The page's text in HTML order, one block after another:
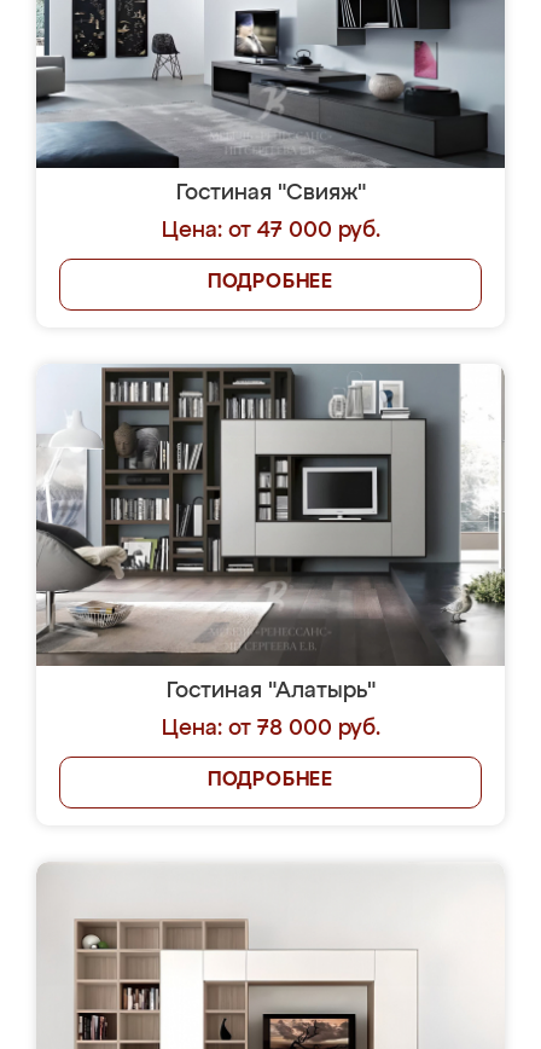
Гостиная "Свияж"
Цена: от 47 000 руб.
ПОДРОБНЕЕ
Гостиная "Алатырь"
Цена: от 78 000 руб.
ПОДРОБНЕЕ